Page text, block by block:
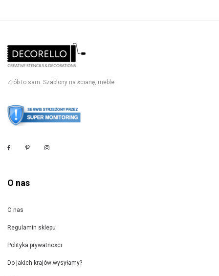
Zrób to sam. Szablony na ścianę, meble
O nas
O nas
Regulamin sklepu
Polityka prywatności
Do jakich krajów wysyłamy?